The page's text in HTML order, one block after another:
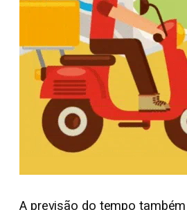
A previsão do tempo